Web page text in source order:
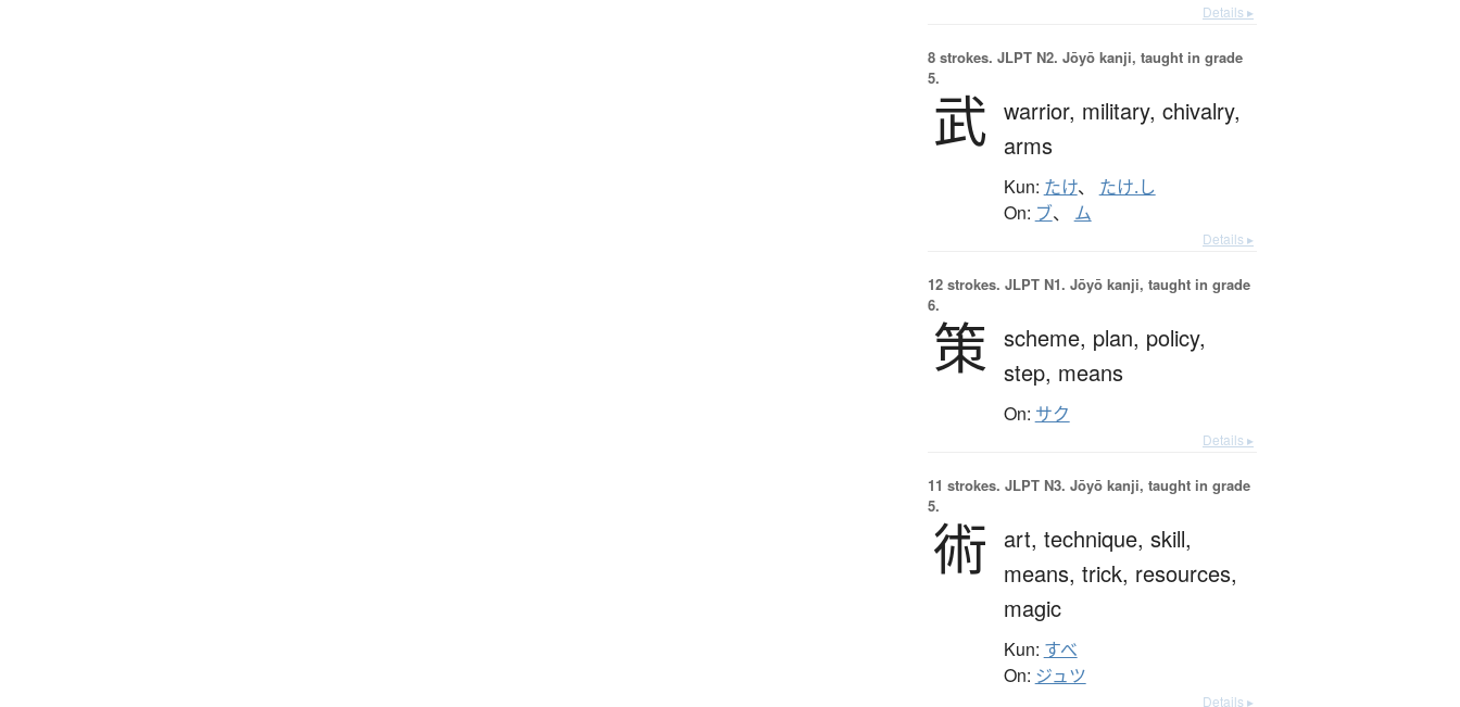
Details ▸
8 strokes. JLPT N2. Jōyō kanji, taught in grade
5.
武 warrior, military, chivalry,
arms
Kun: たけ、 たけ.し
On: ブ、 ム
Details ▸
12 strokes. JLPT N1. Jōyō kanji, taught in grade
6.
策 scheme, plan, policy,
step, means
On: サク
Details ▸
11 strokes. JLPT N3. Jōyō kanji, taught in grade
5.
術 art, technique, skill,
means, trick, resources,
magic
Kun: すべ
On: ジュツ
Details ▸